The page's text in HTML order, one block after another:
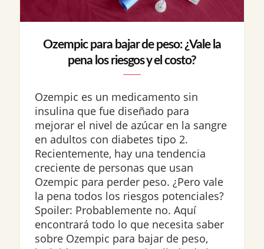
Ozempic para bajar de peso: ¿Vale la
pena los riesgos y el costo?
Ozempic es un medicamento sin
insulina que fue diseñado para
mejorar el nivel de azúcar en la sangre
en adultos con diabetes tipo 2.
Recientemente, hay una tendencia
creciente de personas que usan
Ozempic para perder peso. ¿Pero vale
la pena todos los riesgos potenciales?
Spoiler: Probablemente no. Aquí
encontrará todo lo que necesita saber
sobre Ozempic para bajar de peso,